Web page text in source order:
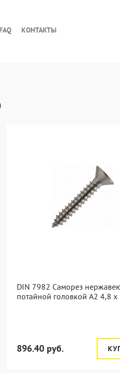
FAQ КОНТАКТЫ
DIN 7982 Саморез
потайной головкой А2 4,8 x
896.40 руб.